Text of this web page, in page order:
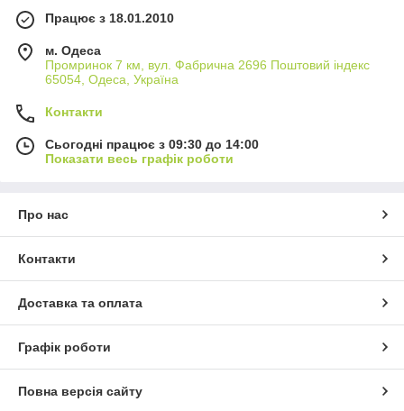
Працює з 18.01.2010
м. Одеса
Промринок 7 км, вул. Фабрична 2696 Поштовий індекс
65054, Одеса, Україна
Контакти
Сьогодні працює з 09:30 до 14:00
Показати весь графік роботи
Про нас
Контакти
Доставка та оплата
Графік роботи
Повна версія сайту